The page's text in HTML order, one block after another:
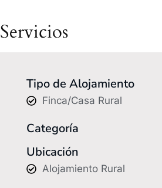
Servicios
Tipo de Alojamiento
Finca/Casa Rural
Categoría
Ubicación
Alojamiento Rural